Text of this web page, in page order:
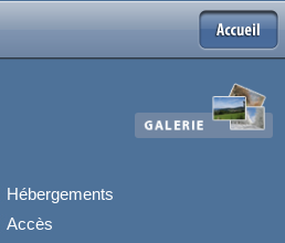
Hébergements
Accès